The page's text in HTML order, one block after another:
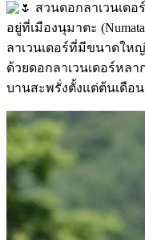
สวนดอกลาเวนเดอร์
อยู่ที่เมืองนุมาตะ
ลาเวนเดอร์ที่มีขนาดให
ด้วยดอกลาเวนเดอร์หล
บานสะพรั่งตั้งแต่ต้นเดือ